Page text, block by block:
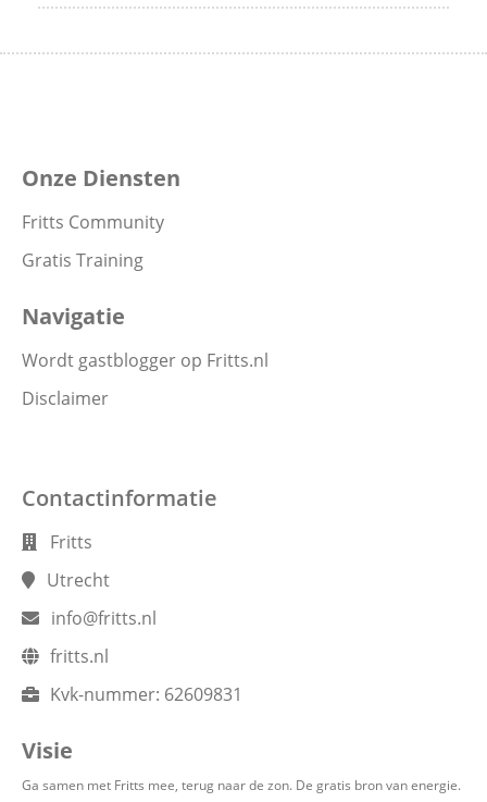
Onze Diensten
Fritts Community
Gratis Training
Navigatie
Wordt gastblogger op Fritts.nl
Disclaimer
Contactinformatie
Fritts
Utrecht
info@fritts.nl
fritts.nl
Kvk-nummer: 62609831
Visie
Ga samen met Fritts mee, terug naar de zon. De gratis bron van energie.